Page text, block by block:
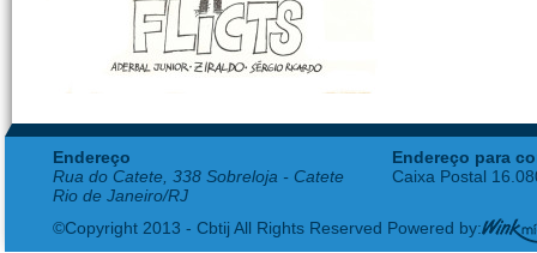
Endereço
Rua do Catete, 338 Sobreloja - Catete
Rio de Janeiro/RJ
Endereço para
Caixa Postal
©Copyright 2013 - Cbtij All Rights Reserved Powered by: